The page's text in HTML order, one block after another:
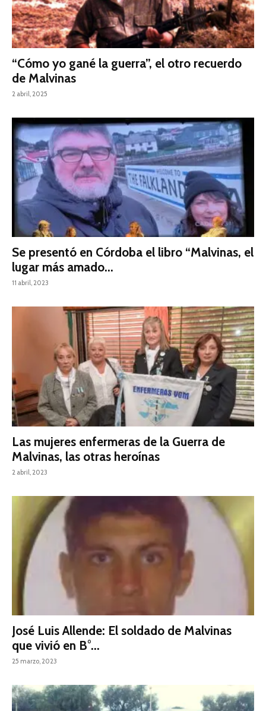
“Cómo yo gané la guerra”, el otro recuerdo
de Malvinas
2 abril, 2025
Se presentó en Córdoba el libro “Malvinas, el
lugar más amado...
11 abril, 2023
Las mujeres enfermeras de la Guerra de
Malvinas, las otras heroínas
2 abril, 2023
José Luis Allende: El soldado de Malvinas
que vivió en B°...
25 marzo, 2023